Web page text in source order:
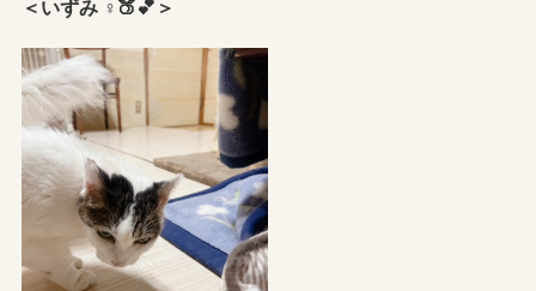
＜いずみ︎︎ ♀🍑︎💕︎＞